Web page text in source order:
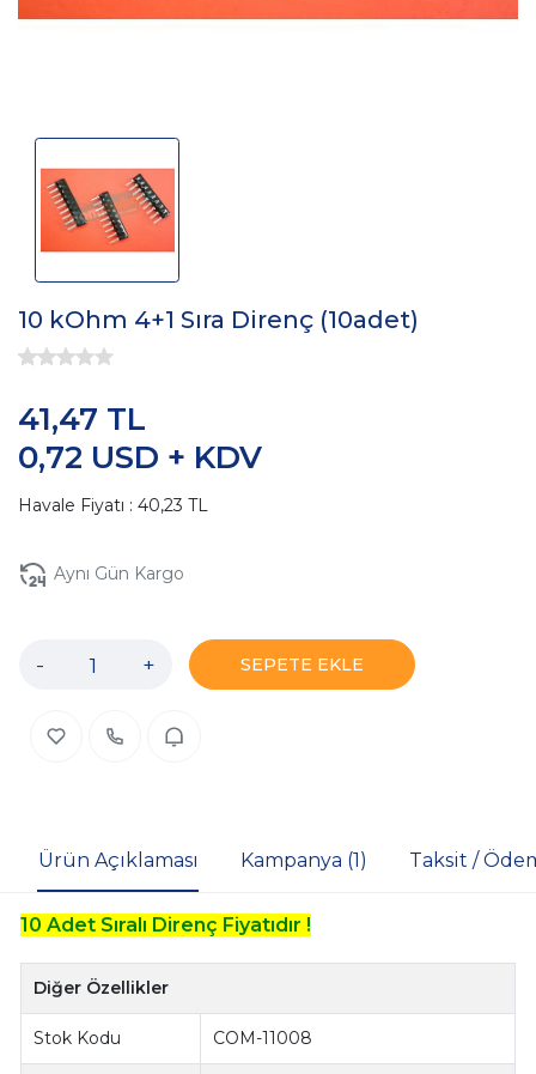
10 kOhm 4+1 Sıra Direnç (10adet)
0,72 USD + KDV
41,47 TL
Havale Fiyatı : 40,23 TL
Aynı Gün Kargo
- + SEPETE EKLE
Ürün Açıklaması Kampanya (1) Taksit /
10 Adet Sıralı Direnç Fiyatıdır !
Diğer Özellikler
Stok Kodu COM-11008